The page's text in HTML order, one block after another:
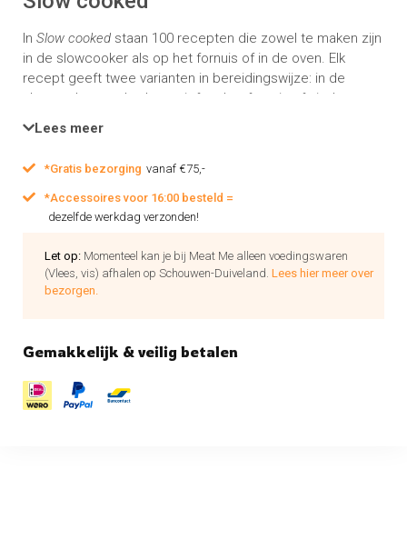
In Slow cooked staan 100 recepten die zowel te maken zijn
in de slowcooker als op het fornuis of in de oven. Elk
recept geeft twee varianten in bereidingswijze: in de
slowcooker en als alternatief op het fornuis of uit de oven.
geschikt voor iedereen, of je nu wel of niet in bezit bent
Lees meer
*Gratis bezorging vanaf €75,-
*Accessoires voor 16:00 besteld =
dezelfde werkdag verzonden!
Let op: Momenteel kan je bij Meat Me alleen voedingswaren
(Vlees, vis) afhalen op Schouwen-Duiveland. Lees hier meer over
bezorgen.
Gemakkelijk & veilig betalen